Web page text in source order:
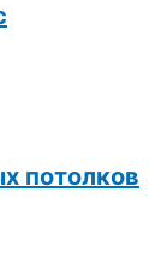
потолков